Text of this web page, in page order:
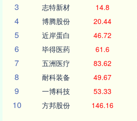
3 志特新材 14.8
4 博腾股份 20.44
5 近岸蛋白 46.72
6 毕得医药 61.6
7 五洲医疗 83.62
8 耐科装备 49.67
9 一博科技 53.33
10 方邦股份 146.16